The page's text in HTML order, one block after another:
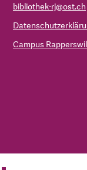
bibliothek-rj@ost.ch
Campus